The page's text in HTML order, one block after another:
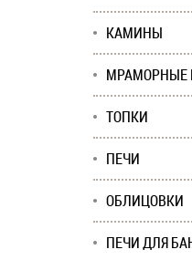
КАМИНЫ
МРАМОРНЫЕ
ТОПКИ
ПЕЧИ
ОБЛИЦОВКИ
ПЕЧИ ДЛЯ